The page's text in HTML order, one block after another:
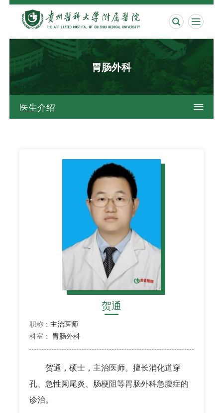
 
胃肠外科
医生介绍 
贺通
职称： 主治医师
科室： 胃肠外科
贺通，硕士，主治医师。擅长消化道穿
孔、急性阑尾炎、肠梗阻等胃肠外科急腹症的
诊治。